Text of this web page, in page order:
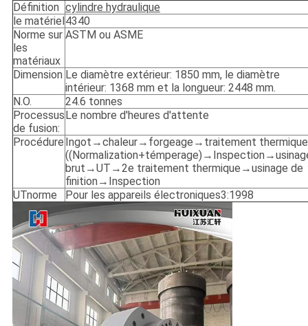
Définition cylindre hydraulique
le matériel 4340
Norme sur
les
matériaux
ASTM ou ASME
Dimension Le diamètre extérieur: 1850 mm, le diamètre
intérieur: 1368 mm et la longueur: 2448 mm.
N.O.
24.6 tonnes
Processus
de fusion:
Le nombre d'heures d'attente
Procédure Ingot→chaleur→forgeage→traitement thermique
brut→UT→2e traitement thermique→usinage de
finition→Inspection
UTnorme
Pour les appareils électroniques3:1998